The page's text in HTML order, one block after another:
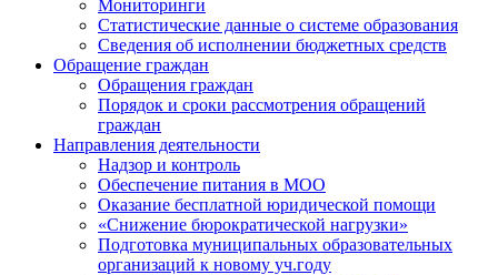
Мониторинги
Статистические данные о системе образования
Сведения об исполнении бюджетных средств
Обращение граждан
Обращения граждан
Порядок и сроки рассмотрения обращений
граждан
Направления деятельности
Надзор и контроль
Обеспечение питания в МОО
Оказание бесплатной юридической помощи
«Снижение бюрократической нагрузки»
Подготовка муниципальных образовательных
организаций к новому уч.году